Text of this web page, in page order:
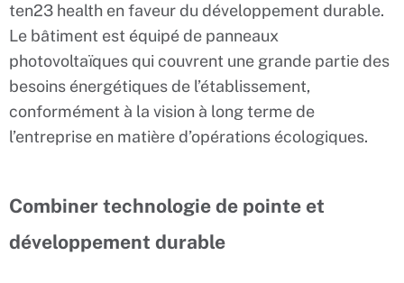
ten23 health en faveur du développement durable.
Le bâtiment est équipé de panneaux
photovoltaïques qui couvrent une grande partie des
besoins énergétiques de l’établissement,
conformément à la vision à long terme de
l’entreprise en matière d’opérations écologiques.
Combiner technologie de pointe et
développement durable